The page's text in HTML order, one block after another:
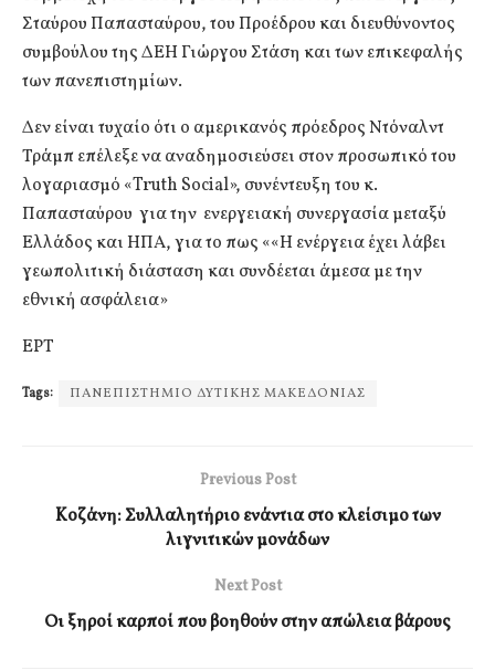
Σταύρου Παπασταύρου, του Προέδρου και διευθύνοντος
συμβούλου της ΔΕΗ Γιώργου Στάση και των επικεφαλής
των πανεπιστημίων.
Δεν είναι τυχαίο ότι ο αμερικανός πρόεδρος Ντόναλντ
Τράμπ επέλεξε να αναδημοσιεύσει στον προσωπικό του
λογαριασμό «Truth Social», συνέντευξη του κ.
Παπασταύρου για την ενεργειακή συνεργασία μεταξύ
Ελλάδος και ΗΠΑ, για το πως ««Η ενέργεια έχει λάβει
γεωπολιτική διάσταση και συνδέεται άμεσα με την
εθνική ασφάλεια»
ΕΡΤ
Tags: ΠΑΝΕΠΙΣΤΗΜΙΟ ΔΥΤΙΚΗΣ ΜΑΚΕΔΟΝΙΑΣ
Previous Post
Kοζάνη: Συλλαλητήριο ενάντια στο κλείσιμο των
λιγνιτικών μονάδων
Next Post
Οι ξηροί καρποί που βοηθούν στην απώλεια βάρους